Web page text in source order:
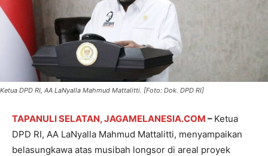
Ketua DPD RI, AA LaNyalla Mahmud Mattalitti. [Foto: Dok. DPD RI]
TAPANULI SELATAN, JAGAMELANESIA.COM – Ketua
DPD RI, AA LaNyalla Mahmud Mattalitti, menyampaikan
belasungkawa atas musibah longsor di areal proyek